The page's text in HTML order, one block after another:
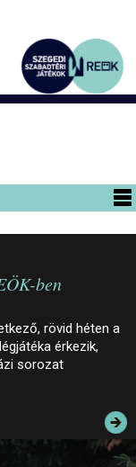
ben
rövid héten a
érkezik,
sorozat